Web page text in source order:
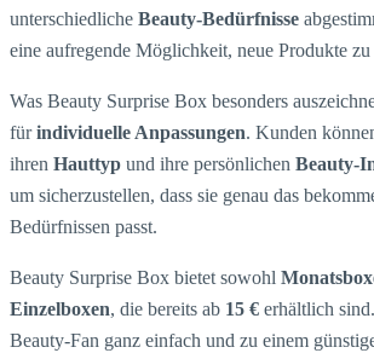
unterschiedliche Beauty-Bedürfnisse
eine aufregende Möglichkeit, neue Produkte zu
Was Beauty Surprise Box besonders
fürindividuelle Anpassungen. Kunden
ihren Hauttyp und ihre persönlichen Beauty-
um sicherzustellen, dass sie genau das
Bedürfnissen passt.
Beauty Surprise Box bietet sowohl
Einzelboxen, die bereits ab 15 € erhältlich
Beauty-Fan ganz einfach und zu einem